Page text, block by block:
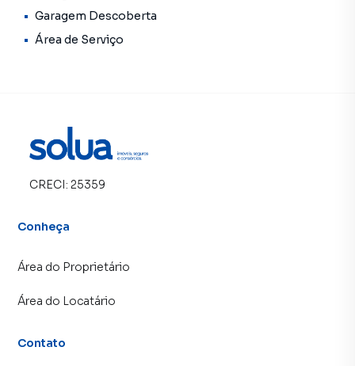
Garagem Descoberta
Área de Serviço
CRECI: 25359
Conheça
Área do Proprietário
Área do Locatário
Contato